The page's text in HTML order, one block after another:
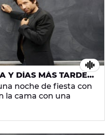
Y DÍAS MÁS TARDE
MADRE DE SU
noche de fiesta con
la cama con una